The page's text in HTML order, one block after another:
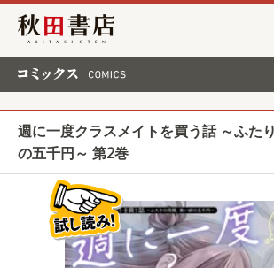
秋田書店
週に一度クラスメイトを買う話 ～ふた
の五千円～ 第2巻